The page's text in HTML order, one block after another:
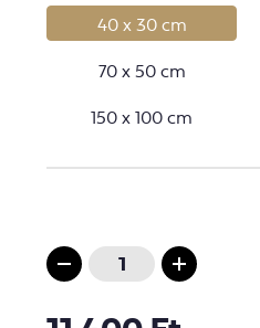
40 x 30 cm
70 x 50 cm
150 x 100 cm